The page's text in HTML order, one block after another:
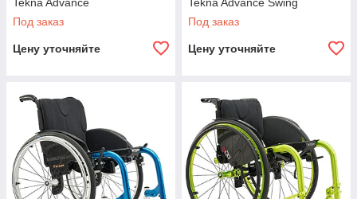
Под заказ
Цену уточняйте
Под заказ
Цену уточняйте